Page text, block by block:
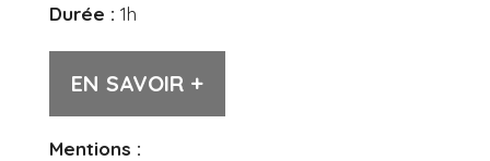
Durée : 1h
EN SAVOIR +
Mentions :